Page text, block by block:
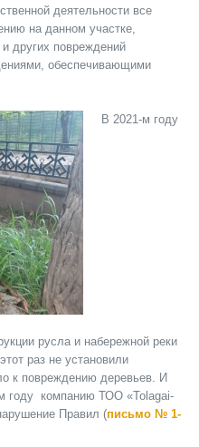
деятельности все
на данном участке,
других повреждений
обеспечивающими
В 2021-м году
русла и набережной реки
раз не установили
к повреждению деревьев. И
году компанию ТОО «Tolagai-
Правил (письмо № 1-